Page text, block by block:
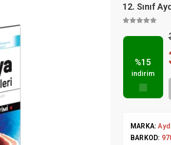
12. Sınıf
%15
indirim
MARKA:
BARKOD: